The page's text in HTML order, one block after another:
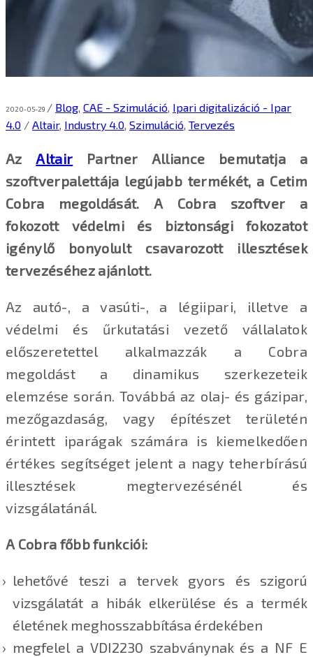
2020-05-29 / Blog, CAE - Szimuláció, Ipari digitalizáció - Ipar
4.0 / Altair, Industry 4.0, Szimuláció, Tervezés
AzAltair Partner Alliance bemutatja a
szoftverpalettája legújabb termékét, a Cetim
Cobra megoldását. A Cobra szoftver a
fokozott védelmi és biztonsági fokozatot
igénylő bonyolult csavarozott illesztések
tervezéséhez ajánlott.
Az autó-, a vasúti-, a légiipari, illetve a
védelmi és űrkutatási vezető vállalatok
előszeretettel alkalmazzák a Cobra
megoldást a dinamikus szerkezeteik
elemzése során. Továbbá az olaj- és gázipar,
mezőgazdaság, vagy építészet területén
érintett iparágak számára is kiemelkedően
értékes segítséget jelent a nagy teherbírású
illesztések megtervezésénél és
vizsgálatánál.
A Cobra főbb funkciói:
lehetővé teszi a tervek gyors és szigorú
vizsgálatát a hibák elkerülése és a termék
életének meghosszabbítása érdekében
megfelel a VDI2230 szabványnak és a NF E